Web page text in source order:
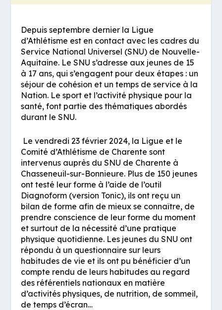
Depuis septembre dernier la Ligue
d’Athlétisme est en contact avec les cadres du
Service National Universel (SNU) de Nouvelle-
Aquitaine. Le SNU s’adresse aux jeunes de 15
à 17 ans, qui s’engagent pour deux étapes : un
séjour de cohésion et un temps de service à la
Nation. Le sport et l’activité physique pour la
santé, font partie des thématiques abordés
durant le SNU.
Le vendredi 23 février 2024, la Ligue et le
Comité d’Athlétisme de Charente sont
intervenus auprès du SNU de Charente à
Chasseneuil-sur-Bonnieure. Plus de 150 jeunes
ont testé leur forme à l’aide de l’outil
Diagnoform (version Tonic), ils ont reçu un
bilan de forme afin de mieux se connaître, de
prendre conscience de leur forme du moment
et surtout de la nécessité d’une pratique
physique quotidienne. Les jeunes du SNU ont
répondu à un questionnaire sur leurs
habitudes de vie et ils ont pu bénéficier d’un
compte rendu de leurs habitudes au regard
des référentiels nationaux en matière
d’activités physiques, de nutrition, de sommeil,
de temps d’écran…